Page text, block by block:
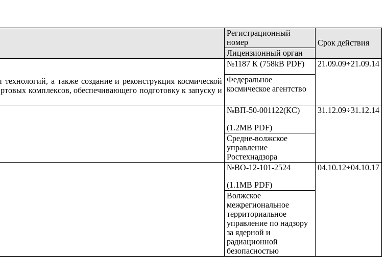
Регистрационный
номер
Срок действия
Лицензионный орган
а также создание и реконструкция космической
комплексов, обеспечивающего подготовку к запуску и
№1187 К (758kB PDF) 21.09.09÷21.09.14
Федеральное
космическое агентство
№ВП-50-001122(КС)
(1.2MB PDF)
31.12.09÷31.12.14
Средне-волжское
управление
Ростехнадзора
№ВО-12-101-2524
(1.1MB PDF)
04.10.12÷04.10.17
Волжское
межрегиональное
территориальное
управление по надзору
за ядерной и
радиационной
безопасностью